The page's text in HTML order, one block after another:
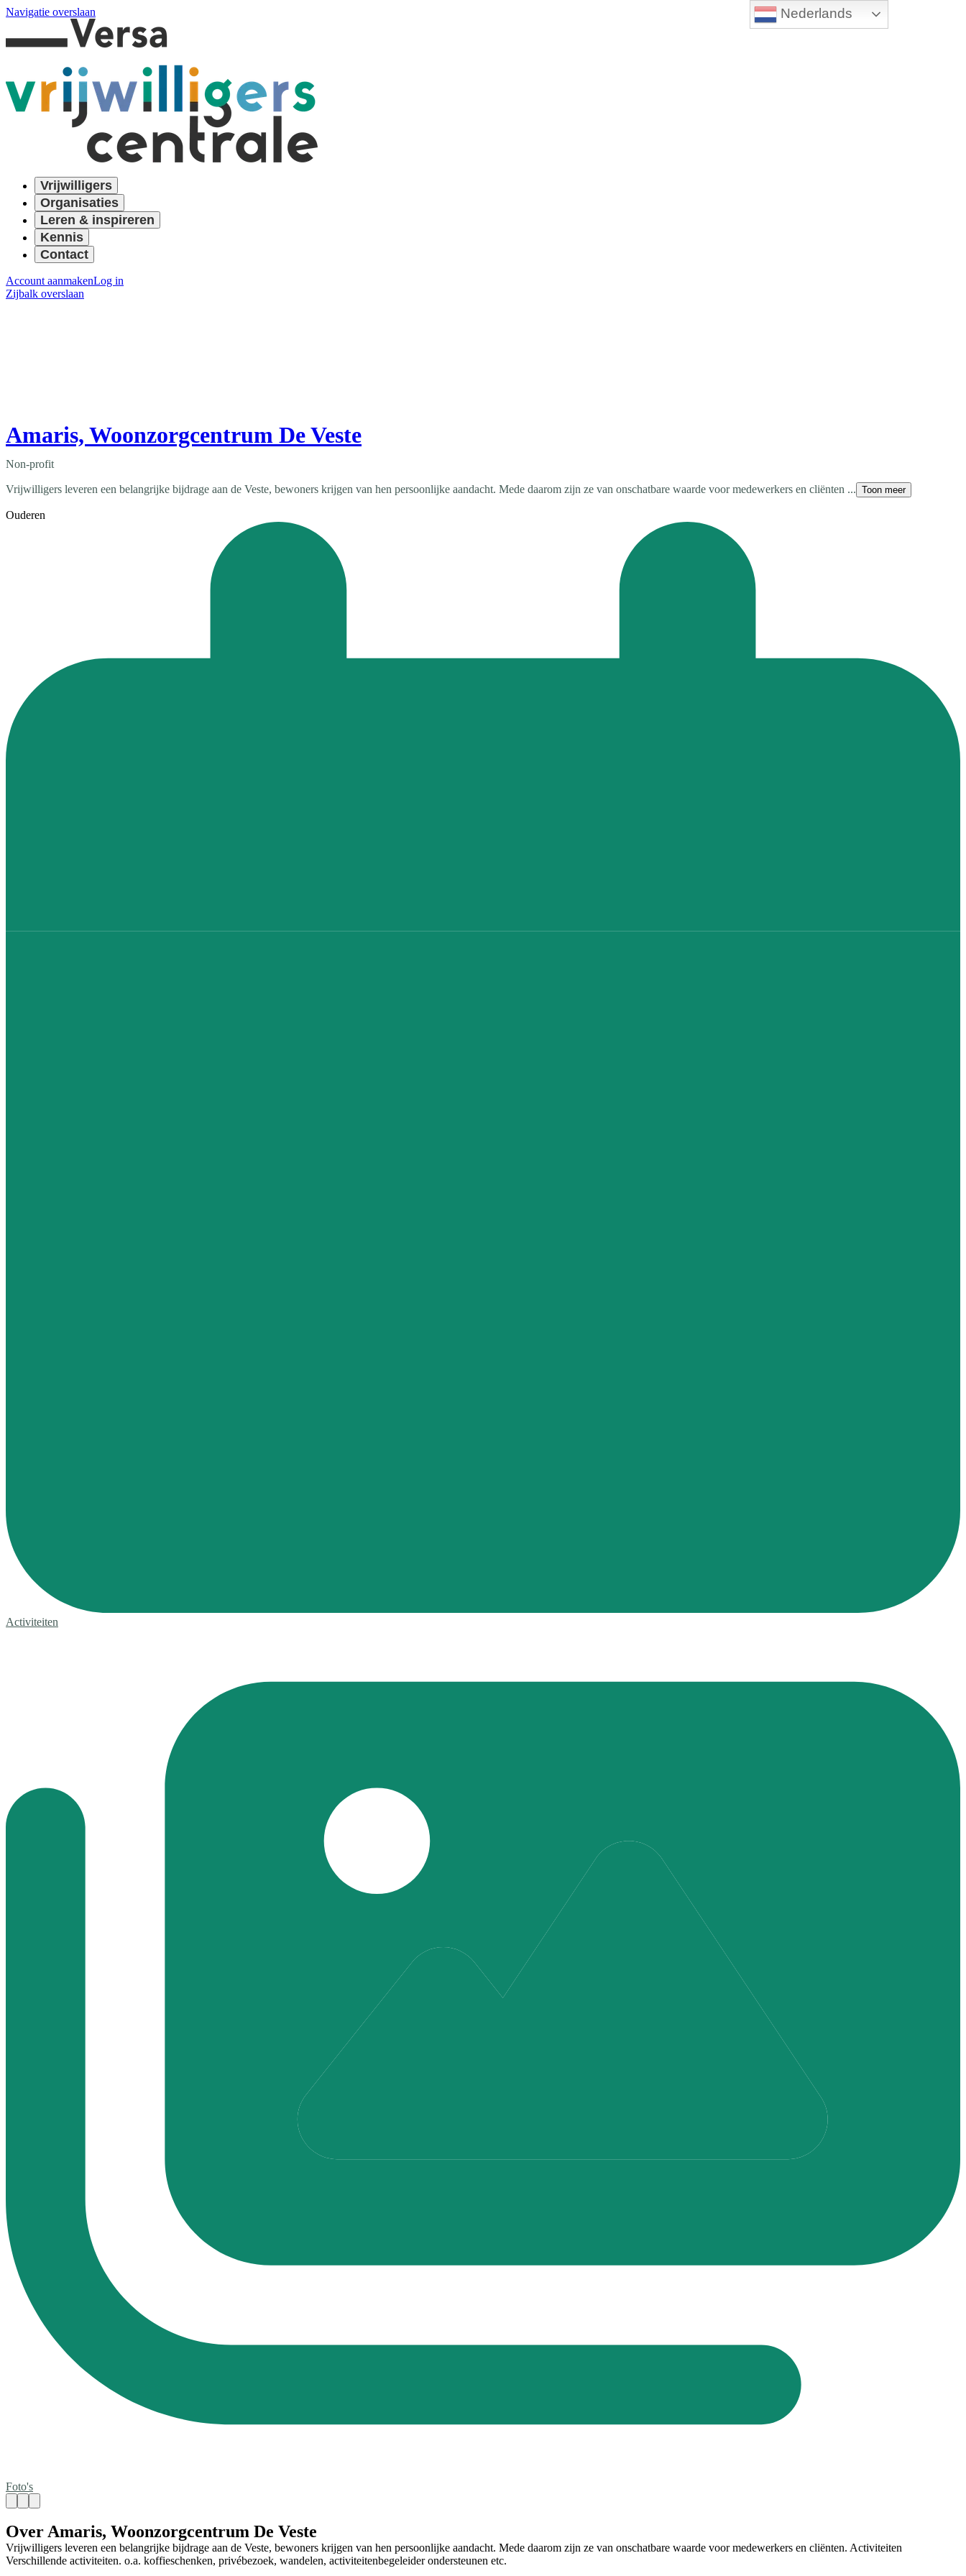
Nederlands
Navigatie overslaan
Vrijwilligers
Organisaties
Leren & inspireren
Kennis
Contact
Account aanmakenLog in
Zijbalk overslaan
Amaris, Woonzorgcentrum De Veste
Non-profit
Vrijwilligers leveren een belangrijke bijdrage aan de Veste, bewoners krijgen van hen persoonlijke aandacht. Mede daarom zijn ze van onschatbare waarde voor medewerkers en cliënten ... Toon meer
Ouderen
Activiteiten
Foto's
Over Amaris, Woonzorgcentrum De Veste
Vrijwilligers leveren een belangrijke bijdrage aan de Veste, bewoners krijgen van hen persoonlijke aandacht. Mede daarom zijn ze van onschatbare waarde voor medewerkers en cliënten. Activiteiten
Verschillende activiteiten. o.a. koffieschenken, privébezoek, wandelen, activiteitenbegeleider ondersteunen etc.